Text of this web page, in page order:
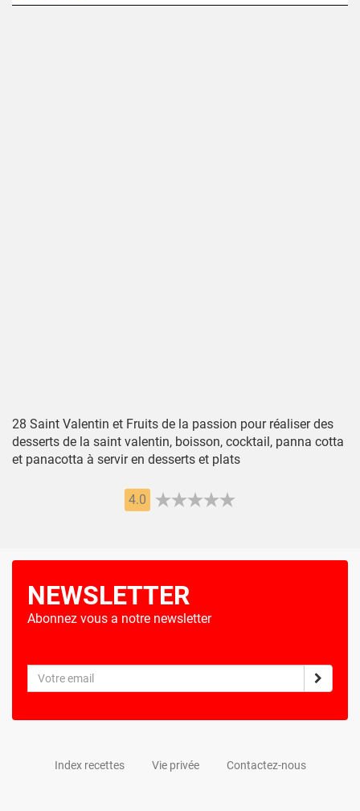
28 Saint Valentin et Fruits de la passion pour réaliser des
desserts de la saint valentin, boisson, cocktail, panna cotta
et panacotta à servir en desserts et plats
4.0
NEWSLETTER
Abonnez vous a notre newsletter
Index recettes Vie privée Contactez-nous